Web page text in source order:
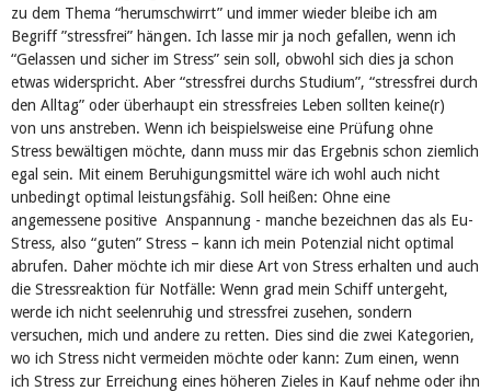
zu dem Thema “herumschwirrt” und immer wieder bleibe ich am
Begriff ”stressfrei” hängen. Ich lasse mir ja noch gefallen, wenn ich
“Gelassen und sicher im Stress” sein soll, obwohl sich dies ja schon
etwas widerspricht. Aber “stressfrei durchs Studium”, “stressfrei durch
den Alltag” oder überhaupt ein stressfreies Leben sollten keine(r)
von uns anstreben. Wenn ich beispielsweise eine Prüfung ohne
Stress bewältigen möchte, dann muss mir das Ergebnis schon ziemlich
egal sein. Mit einem Beruhigungsmittel wäre ich wohl auch nicht
unbedingt optimal leistungsfähig. Soll heißen: Ohne eine
angemessene positive Anspannung - manche bezeichnen das als Eu-
Stress, also “guten” Stress – kann ich mein Potenzial nicht optimal
abrufen. Daher möchte ich mir diese Art von Stress erhalten und auch
die Stressreaktion für Notfälle: Wenn grad mein Schiff untergeht,
werde ich nicht seelenruhig und stressfrei zusehen, sondern
versuchen, mich und andere zu retten. Dies sind die zwei Kategorien,
wo ich Stress nicht vermeiden möchte oder kann: Zum einen, wenn
ich Stress zur Erreichung eines höheren Zieles in Kauf nehme oder ihn